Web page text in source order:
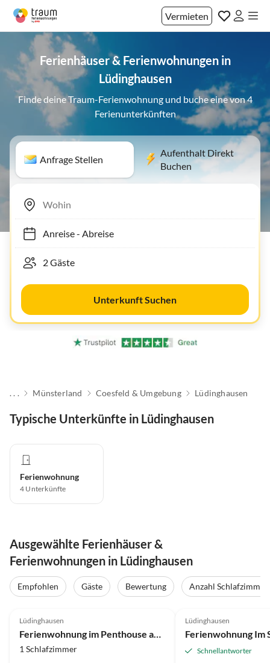
Vermieten
Ferienhäuser & Ferienwohnungen in
Lüdinghausen
Finde deine Traum-Ferienwohnung und buche eine von 4
Ferienunterkünften
Anfrage Stellen
Aufenthalt Direkt
Buchen
Anreise- Abreise
Unterkunft Suchen
. . . Münsterland Coesfeld & Umgebung Lüdinghausen
Typische Unterkünfte in Lüdinghausen
Ferienwohnung
4 Unterkünfte
Ausgewählte Ferienhäuser &
Ferienwohnungen in Lüdinghausen
Empfohlen Gäste Bewertung Anzahl Schlafzimmer
Auszeichnung 2025
Lüdinghausen
1 Schlafzimmer
Lüdinghausen
Schnellantworter